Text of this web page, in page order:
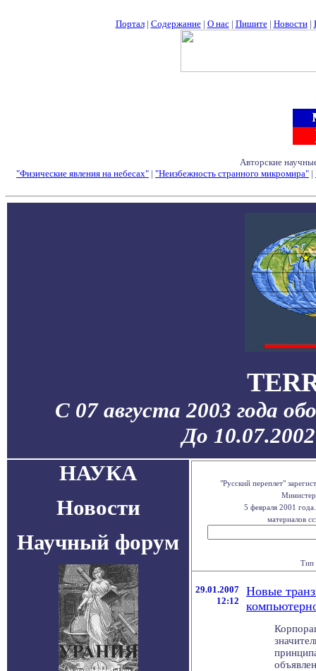
Портал| Содержание| О нас| Пишите| Новости|
Авторские
"Физические явления на небесах" | "Неизбежность странного микромира" |
С 07 августа 2003 года
До
НАУКА
Новости
Научный форум
"Русский переплет"
5 февраля 2001
материалов
Тип
29.01.2007
12:12
Новые